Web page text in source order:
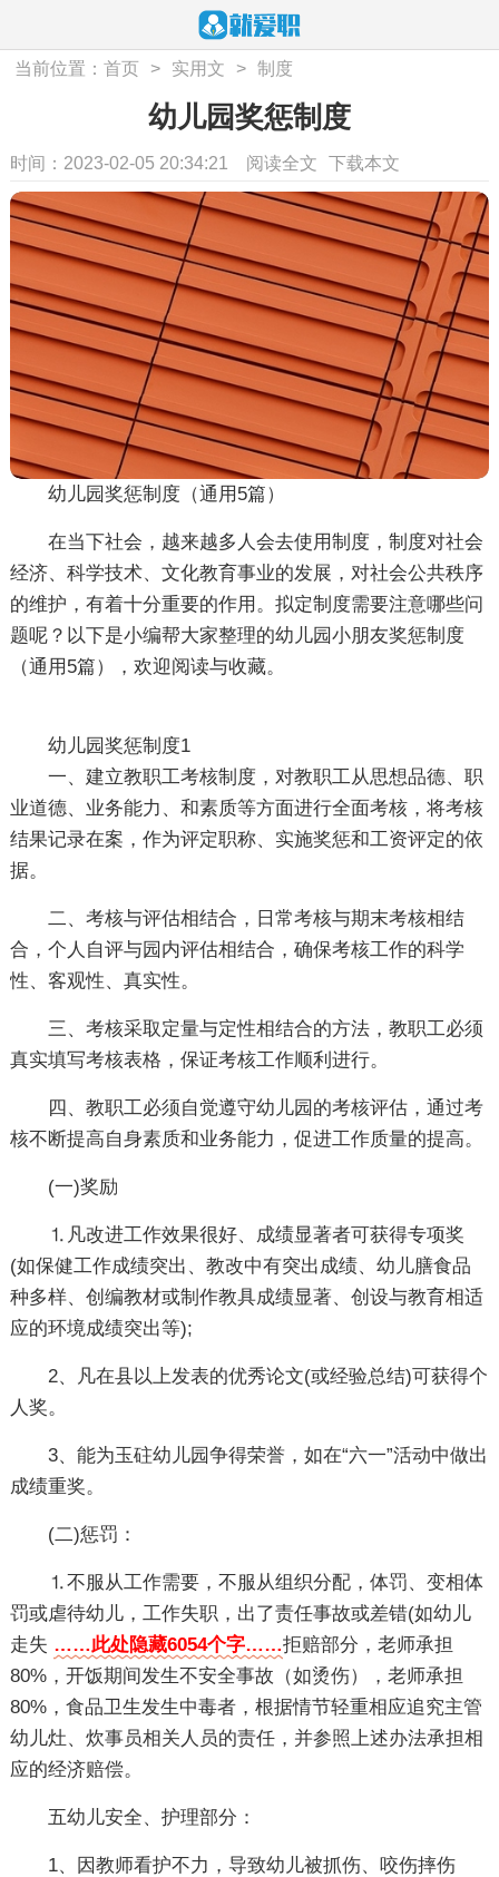
当前位置：首页 > 实用文 > 制度
幼儿园奖惩制度
时间：2023-02-05 20:34:21 阅读全文 下载本文
幼儿园奖惩制度（通用5篇）
在当下社会，越来越多人会去使用制度，制度对社会
经济、科学技术、文化教育事业的发展，对社会公共秩序
的维护，有着十分重要的作用。拟定制度需要注意哪些问
题呢？以下是小编帮大家整理的幼儿园小朋友奖惩制度
（通用5篇），欢迎阅读与收藏。
幼儿园奖惩制度1
一、建立教职工考核制度，对教职工从思想品德、职
业道德、业务能力、和素质等方面进行全面考核，将考核
结果记录在案，作为评定职称、实施奖惩和工资评定的依
据。
二、考核与评估相结合，日常考核与期末考核相结
合，个人自评与园内评估相结合，确保考核工作的科学
性、客观性、真实性。
三、考核采取定量与定性相结合的方法，教职工必须
真实填写考核表格，保证考核工作顺利进行。
四、教职工必须自觉遵守幼儿园的考核评估，通过考
核不断提高自身素质和业务能力，促进工作质量的提高。
(一)奖励
⒈凡改进工作效果很好、成绩显著者可获得专项奖
(如保健工作成绩突出、教改中有突出成绩、幼儿膳食品
种多样、创编教材或制作教具成绩显著、创设与教育相适
应的环境成绩突出等);
2、凡在县以上发表的优秀论文(或经验总结)可获得个
人奖。
3、能为玉砫幼儿园争得荣誉，如在“六一”活动中做出
成绩重奖。
(二)惩罚：
⒈不服从工作需要，不服从组织分配，体罚、变相体
罚或虐待幼儿，工作失职，出了责任事故或差错(如幼儿
走失 ……此处隐藏6054个字……拒赔部分，老师承担
80%，开饭期间发生不安全事故（如烫伤），老师承担
80%，食品卫生发生中毒者，根据情节轻重相应追究主管
幼儿灶、炊事员相关人员的责任，并参照上述办法承担相
应的经济赔偿。
五幼儿安全、护理部分：
1、因教师看护不力，导致幼儿被抓伤、咬伤摔伤